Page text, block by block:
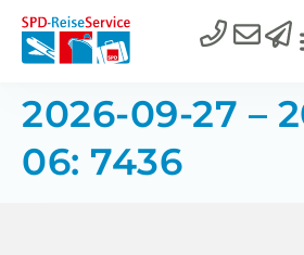
2026-09-27 –
06: 7436